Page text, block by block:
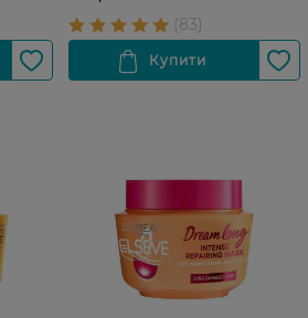
сухого волосся 100 мл